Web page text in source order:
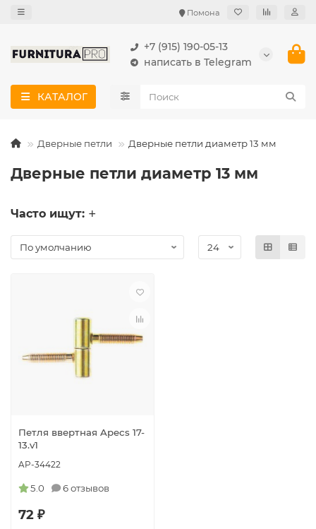
Помона
+7 (915) 190-05-13
написать в Telegram
КАТАЛОГ
Дверные петли Дверные петли диаметр 13 мм
Дверные петли диаметр 13 мм
Часто ищут:
Петля ввертная Apecs 17-
13.v1
AP-34422
5.0 6 отзывов
72 ₽